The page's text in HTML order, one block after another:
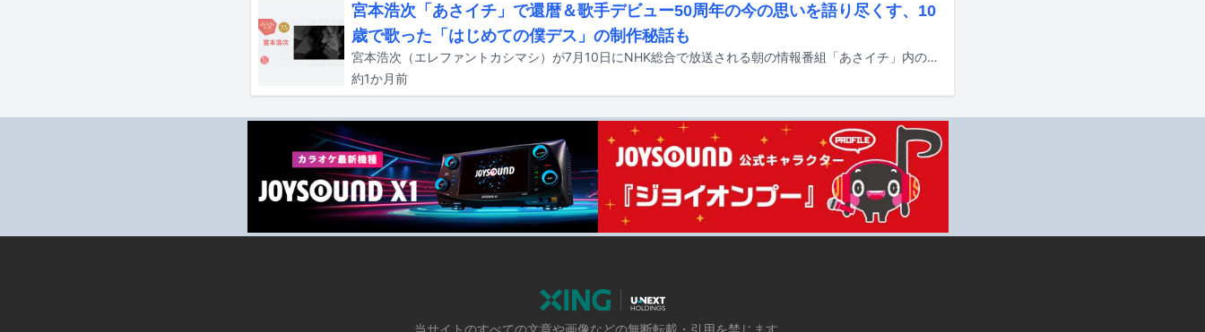
宮本浩次「あさイチ」で還暦＆歌手デビュー50周年の今の思いを語り尽くす、10
歳で歌った「はじめての僕デス」の制作秘話も
宮本浩次（エレファントカシマシ）が7月10日にNHK総合で放送される朝の情報番組「あさイチ」内のコーナー「プレミアムトーク」「特選！エンタ」に出演する。
約1か月前
当サイトのすべての文章や画像などの無断転載・引用を禁じます。